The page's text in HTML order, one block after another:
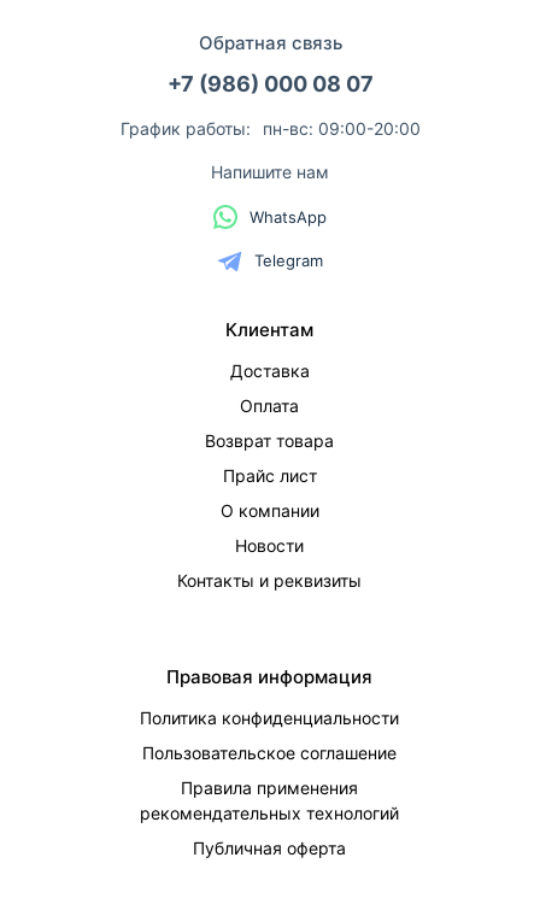
Обратная связь
+7 (986) 000 08 07
График работы: пн-вс: 09:00-20:00
Напишите нам
WhatsApp
Telegram
Клиентам
Доставка
Оплата
Возврат товара
Прайс лист
О компании
Новости
Контакты и реквизиты
Правовая информация
Политика конфиденциальности
Пользовательское соглашение
Правила применения
рекомендательных технологий
Публичная оферта